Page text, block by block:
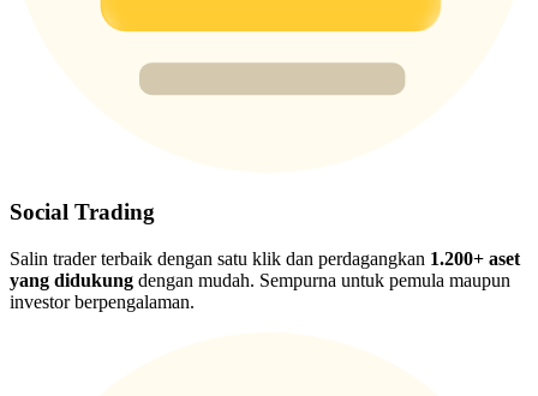
Register & Trade to Win 500,000 USDT
USDT New User Exclusive 10% APR
USDT Flexible Staking | Daily Rewards
Social Trading
Salin trader terbaik dengan satu klik dan perdagangkan 1.200+ aset
yang didukung dengan mudah. Sempurna untuk pemula maupun
investor berpengalaman.